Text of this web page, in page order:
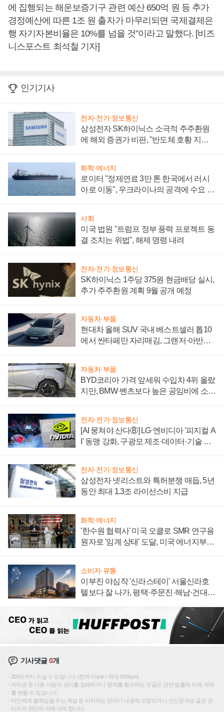
에 집행되는 해운보증기구 관련 예산 650억 원 등 추가
경정예산에 따른 1조 원 출자가 마무리되면 국제결제은
행 자기자본비율은 10%를 넘을 것”이라고 말했다. [비즈
니스포스트 최석철 기자]
인기기사
전자·전기·정보통신
삼성전자 SK하이닉스 소극적 주주환원
에 해외 증권가 비판, "반도체 호황 지속
화학·에너지
로이터 "정제연료 3만 톤 한국에서 러시
아로 이동", 우크라이나의 공격에 수요 늘
사회
미국 법원 "트럼프 정부 풍력 프로젝트 동
결 조치는 위법", 해제 명령 내려
전자·전기·정보통신
SK하이닉스 1주당 375원 현금배당 실시,
추가 주주환원 계획 9월 공개 예정
자동차·부품
현대차 올해 SUV 국내 베스트셀러 톱10
에서 싼타페만 자리매김, 그랜저·아반떼
자동차·부품
BYD코리아 가격 앞세워 수입차 4위 올랐
지만, BMW·벤츠보다 높은 공임비에 소비
전자·전기·정보통신
[AI 뭉쳐야 산다⑧] LG·엔비디아 '피지컬 A
I' 동맹 강화, 구광모 제조·데이터·기술 결
전자·전기·정보통신
삼성전자 넷리스트와 특허분쟁 매듭, 5년
동안 최대 1.3조 라이선스비 지급
화학·에너지
'한수원 협력사' 미국 오클로 SMR 연구용
원자로 '임계 상태' 도달, 미국 에너지부
소비자·유통
이부진 야심작 '신라스테이' 서울신라호
텔보다 잘 나가, 평택·주문진·해남·건대로
기사댓글0개
200자까지 쓰실 수 있습니다. (현재 0 byte / 최대 400byte)
저작권 등 다른 사람의 권리를 침해하거나 명예를 훼손하는 댓글은 관련 법률에 의해 제재
를 받을 수 있습니다.
타인에게 불쾌감을 주는 욕설 등 비하하는 단어가 내용에 포함되거나 인신공격성 글은 관
리자의 판단에 의해 삭제 합니다.